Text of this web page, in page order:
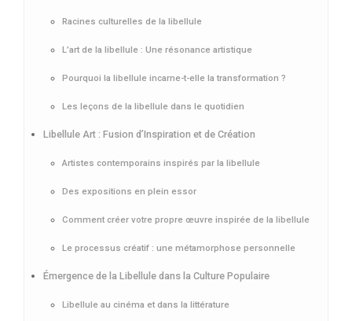
Racines culturelles de la libellule
L’art de la libellule : Une résonance artistique
Pourquoi la libellule incarne-t-elle la transformation ?
Les leçons de la libellule dans le quotidien
Libellule Art : Fusion d’Inspiration et de Création
Artistes contemporains inspirés par la libellule
Des expositions en plein essor
Comment créer votre propre œuvre inspirée de la libellule
Le processus créatif : une métamorphose personnelle
Émergence de la Libellule dans la Culture Populaire
Libellule au cinéma et dans la littérature